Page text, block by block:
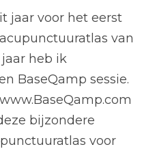
jaar voor het eerst
van
heb ik
BaseQamp sessie.
bijzondere
voor